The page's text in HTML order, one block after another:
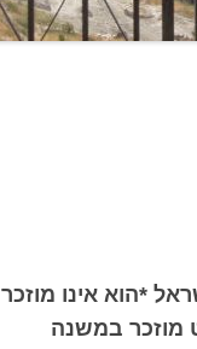
*הוא אינו מוזכר
מוזכר במשנה